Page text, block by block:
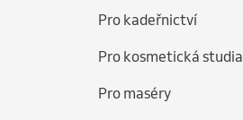
Pro kadeřnictví
Pro kosmetická studia
Pro maséry